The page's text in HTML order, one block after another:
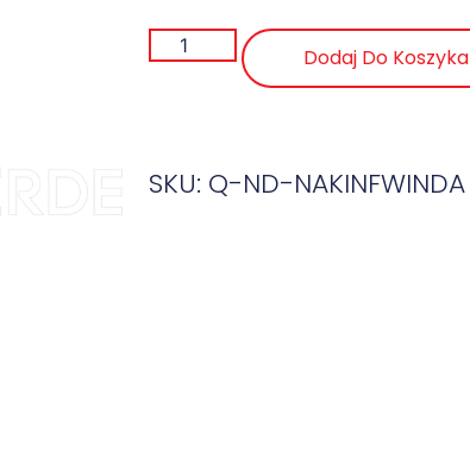
Dodaj Do Koszyka
SKU: Q-ND-NAKINFWINDA